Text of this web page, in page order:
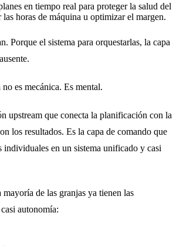
en tiempo real para proteger la salud del
horas de máquina u optimizar el margen.
Porque el sistema para orquestarlas, la capa
es mecánica. Es mental.
upstream que conecta la planificación con la
los resultados. Es la capa de comando que
individuales en un sistema unificado y casi
de las granjas ya tienen las
autonomía: